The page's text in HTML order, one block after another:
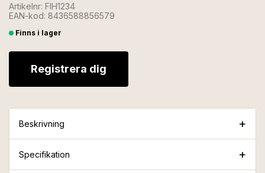
Artikelnr: FIH1234
EAN-kod: 8436588856579
Finns i lager
Registrera dig
Beskrivning
Specifikation